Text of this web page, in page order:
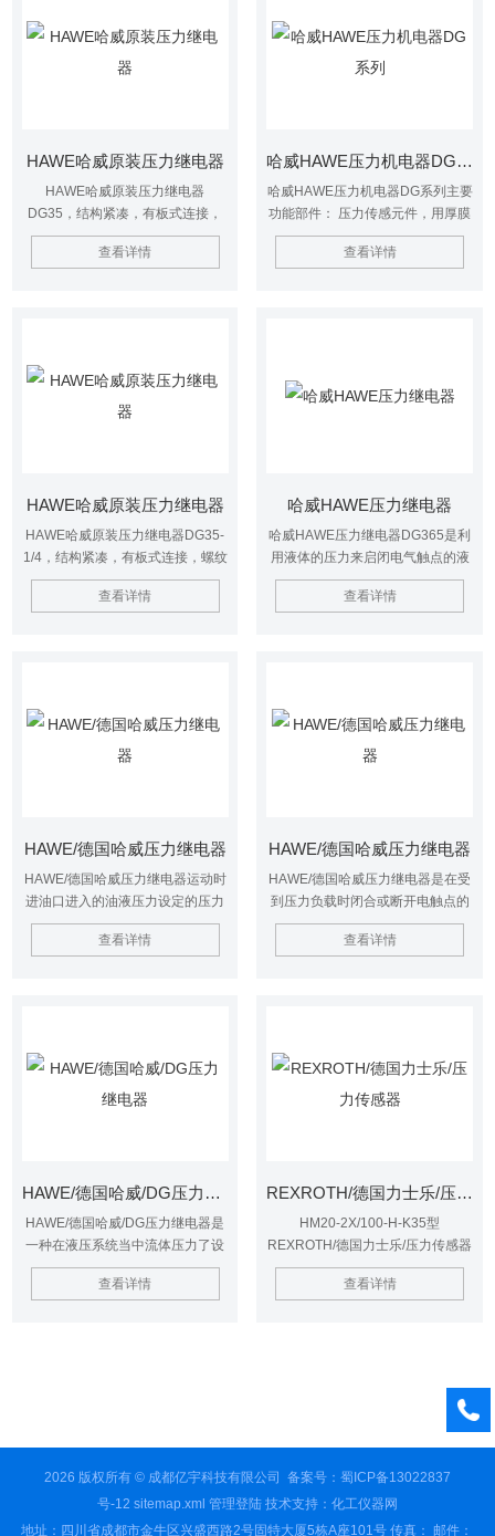
HAWE哈威原装压力继电器
HAWE哈威原装压力继电器
DG35，结构紧凑，有板式连接，
螺纹式连接，适用于空间狭小的液
压设备的压力检测装置中，在受到
位）发出电控制指令或信号。
查看详情
哈威HAWE压力机电器DG系列
哈威HAWE压力机电器DG系列主要
功能部件： 压力传感元件，用厚膜
技术加工的陶瓷片（电容原理） 高
质量微处理机控制的测量系统由7段
查看详情
HAWE哈威原装压力继电器
HAWE哈威原装压力继电器DG35-
1/4，结构紧凑，有板式连接，螺纹
式连接，适用于空间狭小的液压设
备的压力检测装置中，在受到压力
查看详情
哈威HAWE压力继电器
哈威HAWE压力继电器DG365是利
用液体的压力来启闭电气触点的液
压电气转换元件。
查看详情
HAWE/德国哈威压力继电器
HAWE/德国哈威压力继电器运动时
进油口进入的油液压力设定的压力
值时，可以随着推动柱塞向上移动
通过杠杆进行放大然后推动微动开
查看详情
HAWE/德国哈威压力继电器
HAWE/德国哈威压力继电器是在受
到压力负载时闭合或断开电触点的
产品.它通常用来在达到和超过设定
的压力值时,为下面的工作节拍(控制
查看详情
HAWE/德国哈威/DG压力继电器
HAWE/德国哈威/DG压力继电器是
一种在液压系统当中流体压力了设
定的预期值时可以让电接点进行运
动的一种设备。哈威压力继电器的
查看详情
REXROTH/德国力士乐/压力传感器
HM20-2X/100-H-K35型
REXROTH/德国力士乐/压力传感器
被应用于各行各业，尤其是工业上
应用非常多的压力传感器，但是工
减性能好，可以监测任何与316L相
查看详情
2026 版权所有 © 成都亿宇科技有限公司 备案号：蜀ICP备13022837
号-12 sitemap.xml 管理登陆技术支持： 化工仪器网
地址：四川省成都市金牛区兴盛西路2号固特大厦5栋A座101号 传真： 邮件：